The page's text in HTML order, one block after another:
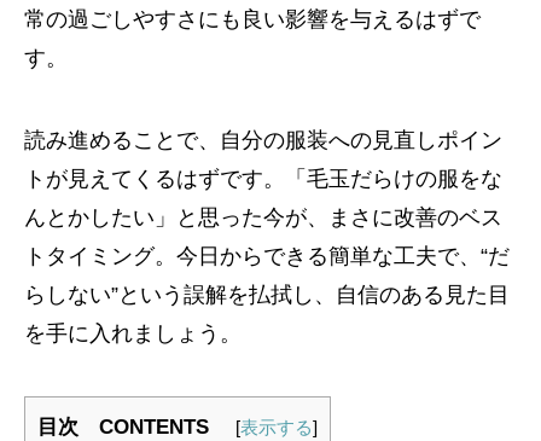
常の過ごしやすさにも良い影響を与えるはずで
す。
読み進めることで、自分の服装への見直しポイン
トが見えてくるはずです。「毛玉だらけの服をな
んとかしたい」と思った今が、まさに改善のベス
トタイミング。今日からできる簡単な工夫で、“だ
らしない”という誤解を払拭し、自信のある見た目
を手に入れましょう。
目次 CONTENTS [表示する]